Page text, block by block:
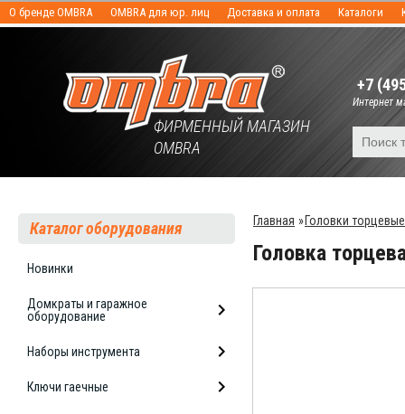
О бренде OMBRA OMBRA для юр. лиц Доставка и оплата Каталоги
ФИРМЕННЫЙ МАГАЗИН
OMBRA
+7
Интернет
Каталог оборудования
Новинки
Домкраты и гаражное
оборудование
Наборы инструмента
Ключи гаечные
Главная »Головки торцевые
Головка